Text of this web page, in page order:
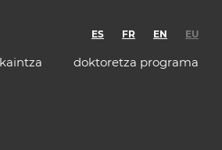
ES FR EN EU
doktoretza programa